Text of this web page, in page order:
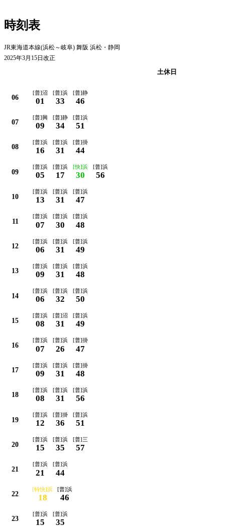
時刻表
JR東海道本線(浜松～岐阜) 舞阪 浜松・静岡
2025年3月15日改正
土休日
06
[普]沼
01
[普]浜
33
[普]静
46
07
[普]興
09
[普]静
34
[普]浜
51
08
[普]浜
16
[普]浜
31
[普]掛
44
09
[普]浜
05
[普]浜
17
[快]浜
30
[普]浜
56
10
[普]浜
13
[普]浜
31
[普]浜
47
11
[普]浜
07
[普]浜
30
[普]浜
48
12
[普]浜
06
[普]浜
31
[普]浜
49
13
[普]浜
09
[普]浜
31
[普]浜
48
14
[普]浜
06
[普]浜
32
[普]浜
50
15
[普]浜
08
[普]沼
31
[普]浜
49
16
[普]浜
07
[普]浜
26
[普]掛
47
17
[普]浜
09
[普]浜
31
[普]掛
48
18
[普]浜
08
[普]浜
31
[普]浜
56
19
[普]浜
12
[普]掛
36
[普]浜
51
20
[普]浜
15
[普]浜
35
[普]三
57
21
[普]浜
21
[普]浜
44
22
[特快]浜
18
[普]浜
46
23
[普]浜
15
[普]浜
35